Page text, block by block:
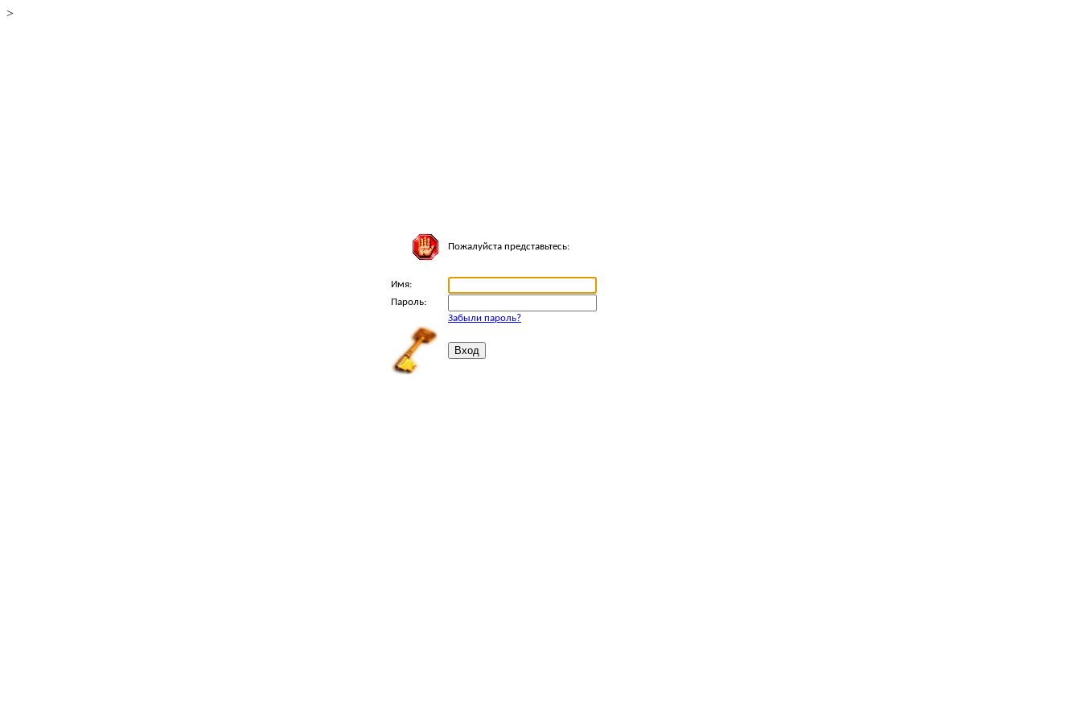
>
Пожалуйста представьтесь:
Имя:
Пароль:
Забыли пароль?